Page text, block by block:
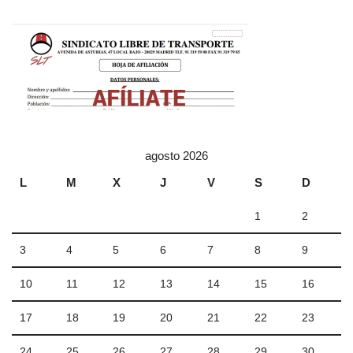
agosto 2026
L
M X J V S D
1 2
3 4 5 6 7 8 9
10 11 12 13 14 15 16
17 18 19 20 21 22 23